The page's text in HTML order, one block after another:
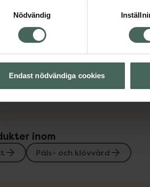
Nödvändig
Endast nödvändiga cookies
inom
Päls- och klövvård